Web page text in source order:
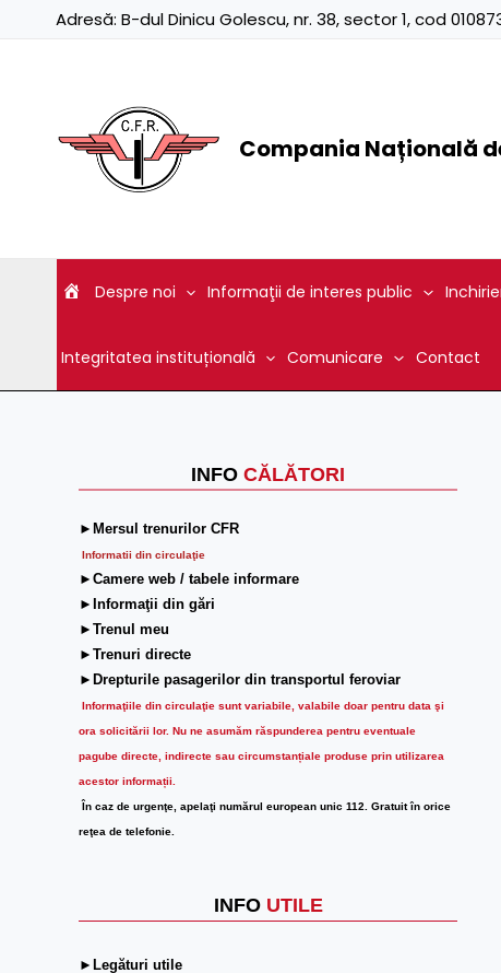
Adresă: B-dul Dinicu Golescu, nr. 38, sector 1, cod
Compania Națională
Despre noi Informaţii de interes public
Integritatea instituțională Comunicare Contact
INFO CĂLĂTORI
►Mersul trenurilor CFR
Informatii din circulaţie
►Camere web / tabele informare
►Informaţii din gări
►Trenul meu
►Trenuri directe
►Drepturile pasagerilor din transportul feroviar
Informaţiile din circulaţie sunt variabile, valabile doar pentru data şi
ora solicitării lor. Nu ne asumăm răspunderea pentru eventuale
pagube directe, indirecte sau circumstanțiale produse prin utilizarea
acestor informații.
În caz de urgenţe, apelaţi numărul european unic 112. Gratuit în orice
reţea de telefonie.
INFO UTILE
►Legături utile